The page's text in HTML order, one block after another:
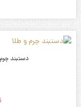
دستبند چرم و